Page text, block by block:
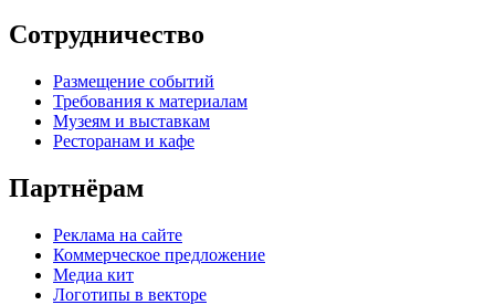
Сотрудничество
Размещение событий
Требования к материалам
Музеям и выставкам
Ресторанам и кафе
Партнёрам
Реклама на сайте
Коммерческое предложение
Медиа кит
Логотипы в векторе